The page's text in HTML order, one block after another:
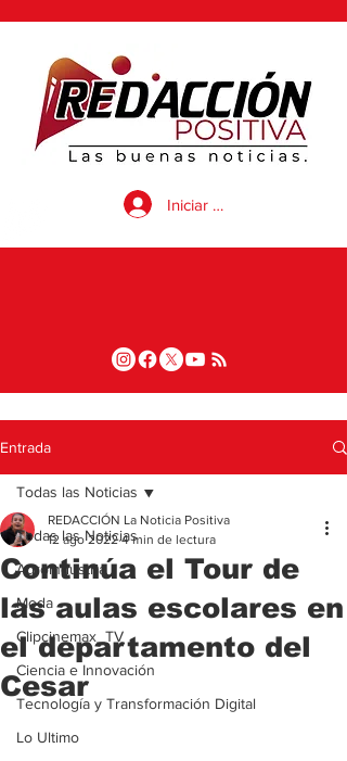
Iniciar sesión
Entrada
Todas las Noticias
Agroindustria
Moda
Clipcinemax_TV
Ciencia e Innovación
Tecnología y Transformación Digital
Lo Ultimo
Todas las Noticias
Continúa el Tour de
las aulas escolares en
el departamento del
Cesar
REDACCIÓN La Noticia Positiva
12 ago 2022 4 min de lectura